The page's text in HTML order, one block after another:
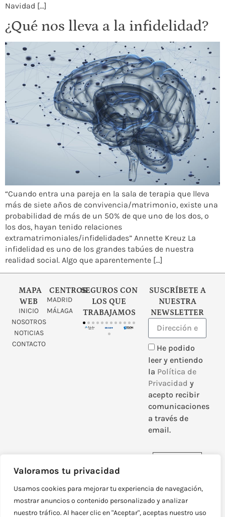
Valoramos tu privacidad
Usamos cookies para mejorar tu experiencia de navegación,
mostrar anuncios o contenido personalizado y analizar
nuestro tráfico. Al hacer clic en "Aceptar", aceptas nuestro uso
Navidad […]
¿Qué nos lleva a la infidelidad?
“Cuando entra una pareja en la sala de terapia que lleva
más de siete años de convivencia/matrimonio, existe una
probabilidad de más de un 50% de que uno de los dos, o
los dos, hayan tenido relaciones
extramatrimoniales/infidelidades” Annette Kreuz La
infidelidad es uno de los grandes tabúes de nuestra
realidad social. Algo que aparentemente […]
MAPA
WEB
INICIO
NOSOTROS
NOTICIAS
CONTACTO
CENTROS
MADRID
MÁLAGA
SEGUROS CON
LOS QUE
TRABAJAMOS
SUSCRÍBETE A
NUESTRA
NEWSLETTER
He podido
leer y entiendo
la Política de
Privacidad y
acepto recibir
comunicaciones
a través de
email.